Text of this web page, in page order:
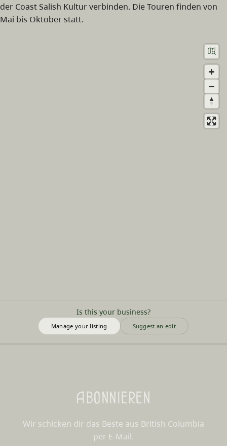
der Coast Salish Kultur verbinden. Die Touren finden von
Mai bis Oktober statt.
Is this your business?
Manage your listing Suggest an edit
Abonnieren
Wir schicken dir das Beste aus British Columbia
per E-Mail.